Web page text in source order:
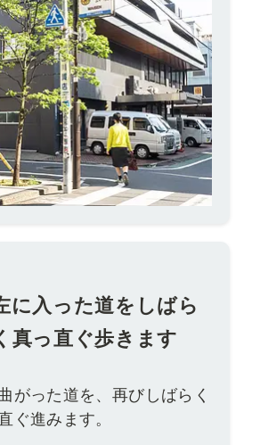
に入った道をしばら
真っ直ぐ歩きます
がった道を、再びしばらく
ぐ進みます。